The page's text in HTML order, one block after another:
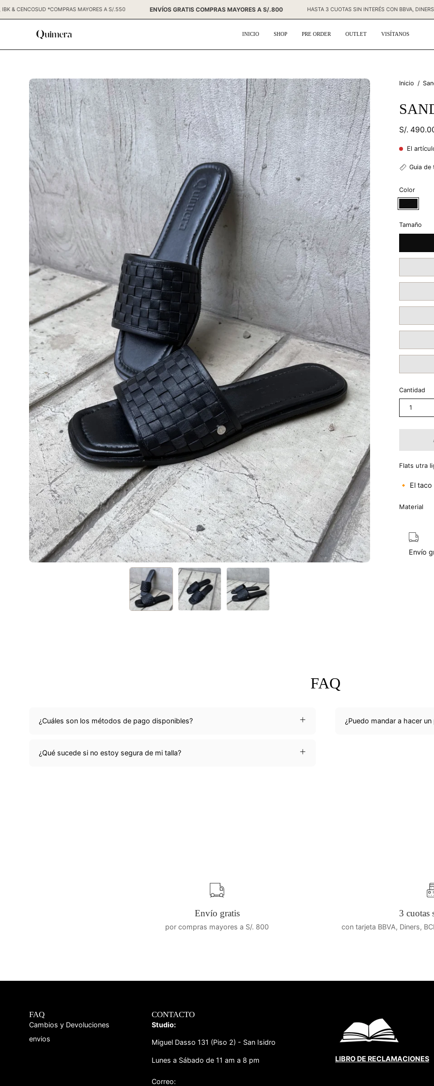
Saltar
al
BCP, IBK & CENCOSUD *COMPRAS MAYORES A S/.550 ENVÍOS GRATIS COMPRAS MAYORES A S/.800 HASTA 3 CUOTAS SIN INTERÉS CON
INICIO SHOP PRE ORDER OUTLET VISÍTANOS
Caja
de
luz
de
imagen
abierta
Caja
de
luz
de
imagen
abierta
Inicio /
S/.
El
Guia de
Tamaño
Color
Negro
Cantidad
1
Flats utra
🔸 El
Material
Envío
FAQ
¿Cuáles son los métodos de pago disponibles?
¿Qué sucede si no estoy segura de mi talla?
¿Puedo mandar a hacer
Envío gratis
por compras mayores a S/. 800
3 cuotas
con tarjeta BBVA, Diners,
FAQ
Cambios y Devoluciones
envios
CONTACTO
Studio:
Miguel Dasso 131 (Piso 2) - San Isidro
Lunes a Sábado de 11 am a 8 pm
Correo:
LIBRO DE RECLAMACIONES